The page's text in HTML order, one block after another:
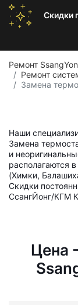
Скидки
Ремонт
Ремонт
Замена
Наши
Замена
и
располагаются
(Химки,
Скидки
СсангЙонг/КГМ
Цена